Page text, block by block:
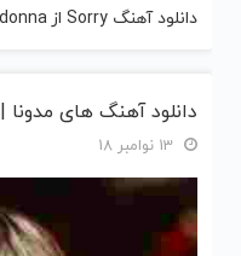
دانلود آهنگ Sorry از Madonna مدونا
دانلود آهنگ های مدونا | Madonna